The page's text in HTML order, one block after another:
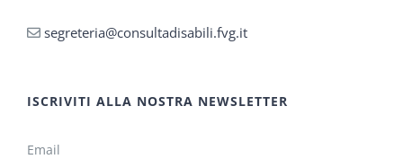
segreteria@consultadisabili.fvg.it
ISCRIVITI ALLA NOSTRA NEWSLETTER
Email